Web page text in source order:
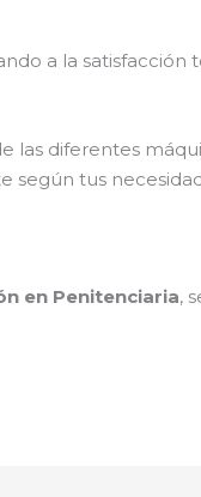
a la satisfacción
diferentes
según tus
en Penitenciaria,